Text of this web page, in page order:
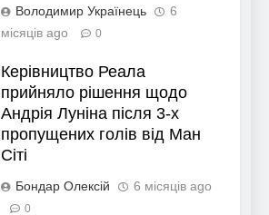
Володимир Українець
6
місяців ago
0
Керівництво Реала
прийняло рішення щодо
Андрія Луніна після 3-х
пропущених голів від Ман
Сіті
Бондар Олексій 6 місяців ago
0